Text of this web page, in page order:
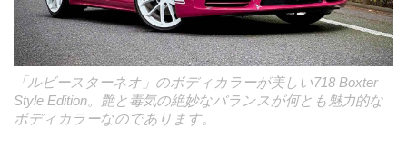
「ルビースターネオ」のボディカラーが美しい718 Boxter
Style Edition。艶と毒気の絶妙なバランスが何とも魅力的な
ボディカラーなのであります。